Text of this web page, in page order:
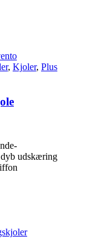
, Kjoler, Plus
udskæring